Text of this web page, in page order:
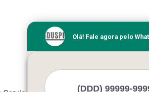
Olá! Fale agora pelo